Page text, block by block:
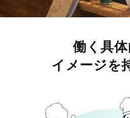
働く具
イメージを